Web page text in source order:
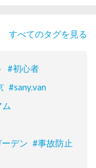
すべてのタグを見る
#初心者
#sany.van
ム
デン #事故防止